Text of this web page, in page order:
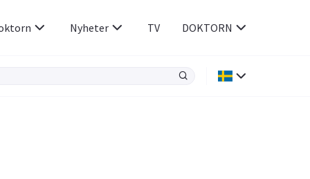
Nyheter TV DOKTORN